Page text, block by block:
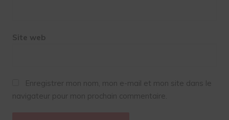
Site web
Enregistrer mon nom, mon e-mail et mon site dans le
navigateur pour mon prochain commentaire.